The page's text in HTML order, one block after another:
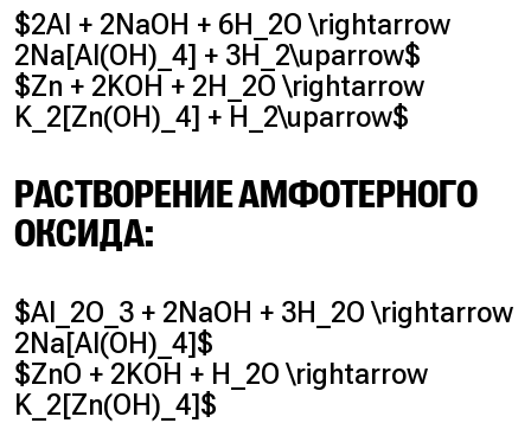
$2Al + 2NaOH + 6H_2O \rightarrow
2Na[Al(OH)_4] + 3H_2\uparrow$
$Zn + 2KOH + 2H_2O \rightarrow
K_2[Zn(OH)_4] + H_2\uparrow$
РАСТВОРЕНИЕ АМФОТЕРНОГО
ОКСИДА:
$Al_2O_3 + 2NaOH + 3H_2O \rightarrow
2Na[Al(OH)_4]$
$ZnO + 2KOH + H_2O \rightarrow
K_2[Zn(OH)_4]$